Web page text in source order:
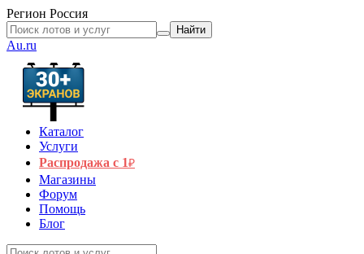
Регион Россия
Найти
Au.ru
Каталог
Услуги
Распродажа с 1₽
Магазины
Форум
Помощь
Блог